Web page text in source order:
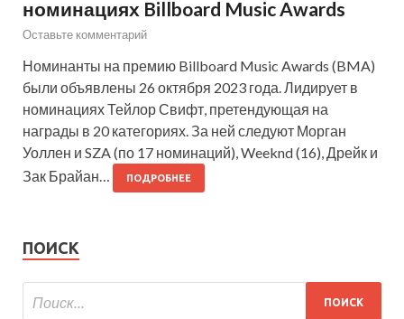
номинациях Billboard Music Awards
Оставьте комментарий
Номинанты на премию Billboard Music Awards (BMA)
были объявлены 26 октября 2023 года. Лидирует в
номинациях Тейлор Свифт, претендующая на
награды в 20 категориях. За ней следуют Морган
Уоллен и SZA (по 17 номинаций), Weeknd (16), Дрейк и
Зак Брайан…
ПОДРОБНЕЕ
ПОИСК